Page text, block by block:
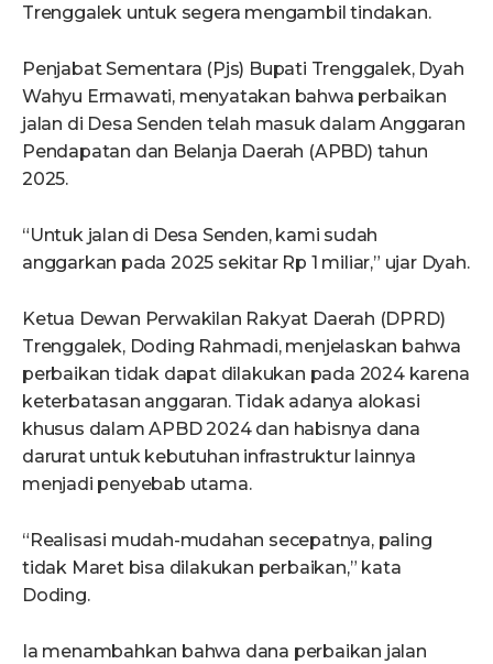
Trenggalek untuk segera mengambil tindakan.
Penjabat Sementara (Pjs) Bupati Trenggalek, Dyah
Wahyu Ermawati, menyatakan bahwa perbaikan
jalan di Desa Senden telah masuk dalam Anggaran
Pendapatan dan Belanja Daerah (APBD) tahun
2025.
“Untuk jalan di Desa Senden, kami sudah
anggarkan pada 2025 sekitar Rp 1 miliar,” ujar Dyah.
Ketua Dewan Perwakilan Rakyat Daerah (DPRD)
Trenggalek, Doding Rahmadi, menjelaskan bahwa
perbaikan tidak dapat dilakukan pada 2024 karena
keterbatasan anggaran. Tidak adanya alokasi
khusus dalam APBD 2024 dan habisnya dana
darurat untuk kebutuhan infrastruktur lainnya
menjadi penyebab utama.
“Realisasi mudah-mudahan secepatnya, paling
tidak Maret bisa dilakukan perbaikan,” kata
Doding.
Ia menambahkan bahwa dana perbaikan jalan